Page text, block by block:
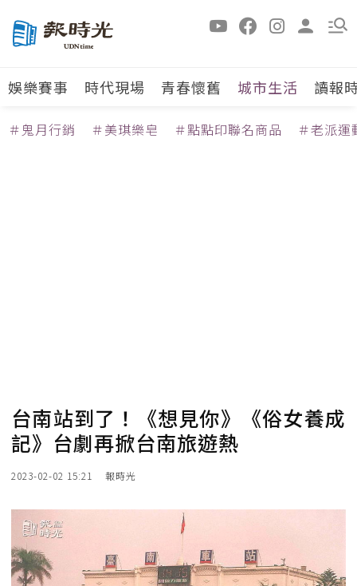
娛樂賽事 時代現場 青春懷舊 城市生活 讀報
＃鬼月行銷 ＃美琪樂皂 ＃點點印聯名商品 ＃老派運
台南站到了！《想見你》《俗女養成
記》台劇再掀台南旅遊熱
2023-02-02 15:21 報時光